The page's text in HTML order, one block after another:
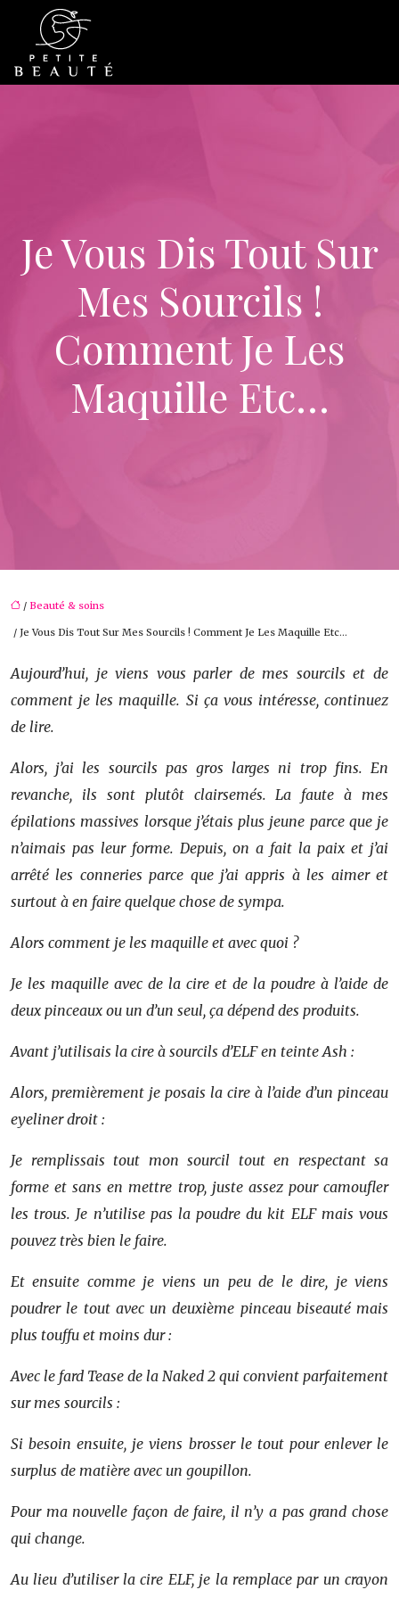
Je Vous Dis Tout Sur
Mes Sourcils !
Comment Je Les
Maquille Etc…
/ Beauté & soins
/ Je Vous Dis Tout Sur Mes Sourcils ! Comment Je Les Maquille Etc…
Aujourd’hui, je viens vous parler de mes sourcils et de
comment je les maquille. Si ça vous intéresse, continuez
de lire.
Alors, j’ai les sourcils pas gros larges ni trop fins. En
revanche, ils sont plutôt clairsemés. La faute à mes
épilations massives lorsque j’étais plus jeune parce que je
n’aimais pas leur forme. Depuis, on a fait la paix et j’ai
arrêté les conneries parce que j’ai appris à les aimer et
surtout à en faire quelque chose de sympa.
Alors comment je les maquille et avec quoi ?
Je les maquille avec de la cire et de la poudre à l’aide de
deux pinceaux ou un d’un seul, ça dépend des produits.
Avant j’utilisais la cire à sourcils d’ELF en teinte Ash :
Alors, premièrement je posais la cire à l’aide d’un pinceau
eyeliner droit :
Je remplissais tout mon sourcil tout en respectant sa
forme et sans en mettre trop, juste assez pour camoufler
les trous. Je n’utilise pas la poudre du kit ELF mais vous
pouvez très bien le faire.
Et ensuite comme je viens un peu de le dire, je viens
poudrer le tout avec un deuxième pinceau biseauté mais
plus touffu et moins dur :
Avec le fard Tease de la Naked 2 qui convient parfaitement
sur mes sourcils :
Si besoin ensuite, je viens brosser le tout pour enlever le
surplus de matière avec un goupillon.
Pour ma nouvelle façon de faire, il n’y a pas grand chose
qui change.
Au lieu d’utiliser la cire ELF, je la remplace par un crayon